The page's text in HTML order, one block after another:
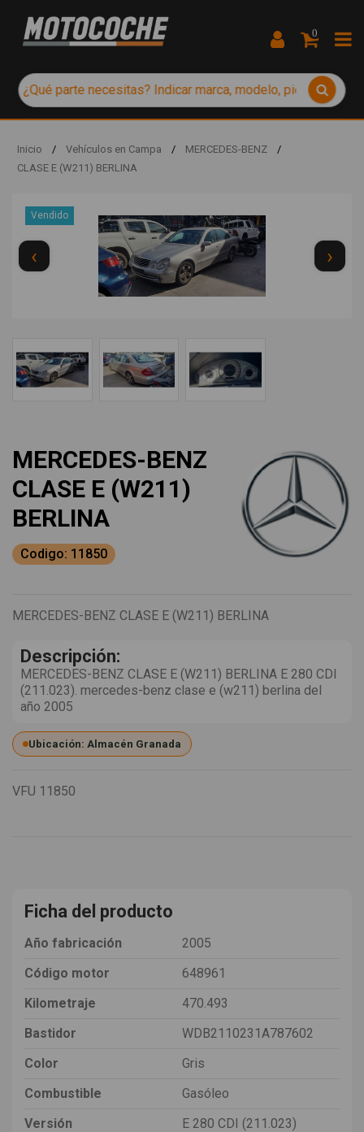
0
Inicio / Vehículos en Campa / MERCEDES-BENZ
/
CLASE E (W211) BERLINA
Vendido
‹ ›
MERCEDES-BENZ
CLASE E (W211)
BERLINA
Codigo: 11850
MERCEDES-BENZ CLASE E (W211) BERLINA
Descripción:
MERCEDES-BENZ CLASE E (W211) BERLINA E 280 CDI
(211.023). mercedes-benz clase e (w211) berlina del
año 2005
Ubicación: Almacén Granada
VFU 11850
Ficha del producto
Año fabricación
2005
Código motor
648961
Kilometraje
470.493
Bastidor
WDB2110231A787602
Color
Gris
Combustible
Gasóleo
Versión
E 280 CDI (211.023)